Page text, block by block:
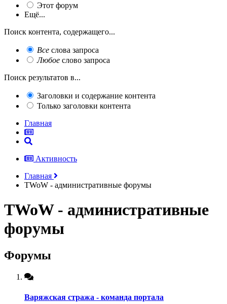
Этот форум
Ещё...
Поиск контента, содержащего...
Все слова запроса
Любое слово запроса
Поиск результатов в...
Заголовки и содержание контента
Только заголовки контента
Главная
Активность
Главная
TWoW - административные форумы
TWoW - административные
форумы
Форумы
Варяжская стража - команда портала